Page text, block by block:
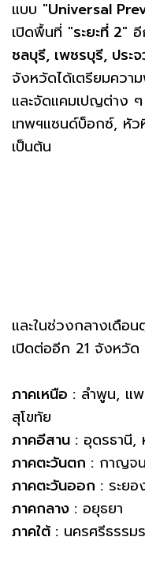
แบบ "Universal
เปิดพื้นที่ "ระยะที่ 2"
ชลบุรี, เพชรบุรี, ประ
จังหวัดได้เตรียมควา
และจัดแคมเปญต่าง
เทพฯแซนด์บ็อกซ์, หัว
เป็นต้น
และในช่วงกลางเดือ
เปิดต่ออีก 21 จังหวัด
ภาคเหนือ : ลำพูน, แ
สุโขทัย
ภาคอีสาน : อุดรธานี,
ภาคตะวันตก : กาญจ
ภาคตะวันออก : ระย
ภาคกลาง : อยุธยา
ภาคใต้ : นครศรีธรร